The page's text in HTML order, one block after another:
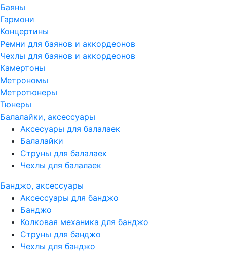
Баяны
Гармони
Концертины
Ремни для баянов и аккордеонов
Чехлы для баянов и аккордеонов
Камертоны
Метрономы
Метротюнеры
Тюнеры
Балалайки, аксессуары
Аксесуары для балалаек
Балалайки
Струны для балалаек
Чехлы для балалаек
Банджо, аксессуары
Аксессуары для банджо
Банджо
Колковая механика для банджо
Струны для банджо
Чехлы для банджо